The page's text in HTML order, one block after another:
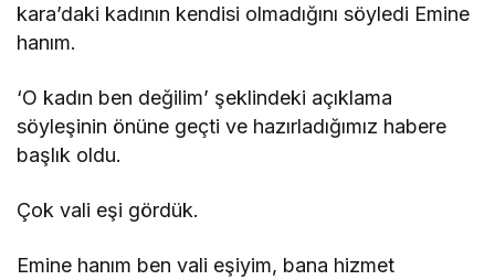
kara’daki kadının kendisi olmadığını söyledi Emine
hanım.
‘O kadın ben değilim’ şeklindeki açıklama
söyleşinin önüne geçti ve hazırladığımız habere
başlık oldu.
Çok vali eşi gördük.
Emine hanım ben vali eşiyim, bana hizmet